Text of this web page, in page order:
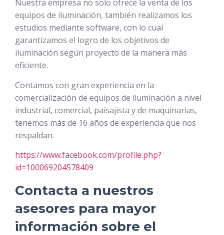
Nuestra empresa no solo ofrece la venta de los
equipos de iluminación, también realizamos los
estudios mediante software, con lo cual
garantizamos el logro de los objetivos de
iluminación según proyecto de la manera más
eficiente.
Contamos con gran experiencia en la
comercialización de equipos de iluminación a nivel
industrial, comercial, paisajista y de maquinarias,
tenemos más de 16 años de experiencia que nos
respaldan.
https://www.facebook.com/profile.php?
id=100069204578409
Contacta a nuestros
asesores para mayor
información sobre el